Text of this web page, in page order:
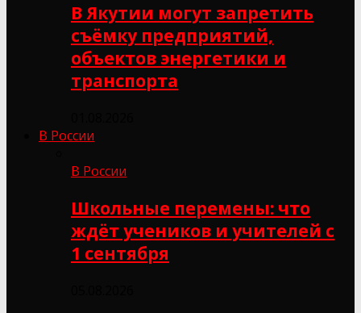
В Якутии могут запретить
съёмку предприятий,
объектов энергетики и
транспорта
В России
В России
Школьные перемены: что
ждёт учеников и учителей с
1 сентября